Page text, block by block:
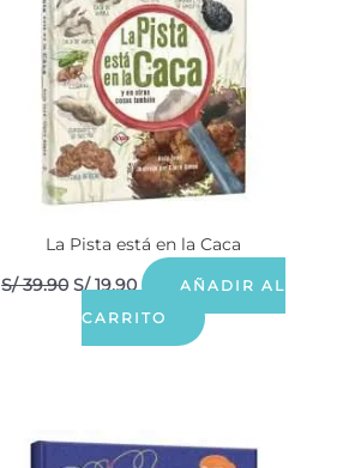
La Pista está en la Caca
S/39.90 S/19.90
AÑADIR AL
CARRITO